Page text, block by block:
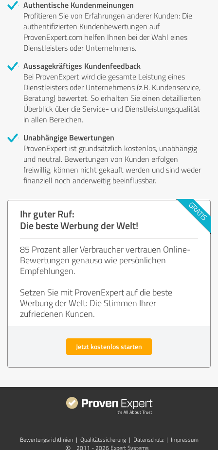
Authentische Kundenmeinungen
Profitieren Sie von Erfahrungen anderer Kunden: Die
authentifizierten Kundenbewertungen auf
ProvenExpert.com helfen Ihnen bei der Wahl eines
Dienstleisters oder Unternehmens.
Aussagekräftiges Kundenfeedback
Bei ProvenExpert wird die gesamte Leistung eines
Dienstleisters oder Unternehmens (z.B. Kundenservice,
Beratung) bewertet. So erhalten Sie einen detaillierten
Überblick über die Service- und Dienstleistungsqualität
in allen Bereichen.
Unabhängige Bewertungen
ProvenExpert ist grundsätzlich kostenlos, unabhängig
und neutral. Bewertungen von Kunden erfolgen
freiwillig, können nicht gekauft werden und sind weder
finanziell noch anderweitig beeinflussbar.
Ihr guter Ruf:
Die beste Werbung der Welt!
85 Prozent aller Verbraucher vertrauen Online-
Bewertungen genauso wie persönlichen
Empfehlungen.
Setzen Sie mit ProvenExpert auf die beste
Werbung der Welt: Die Stimmen Ihrer
zufriedenen Kunden.
Jetzt kostenlos starten
Bewertungs­richtlinien | Qualitätssicherung | Datenschutz | Impressum
2011 - 2026 Expert Systems